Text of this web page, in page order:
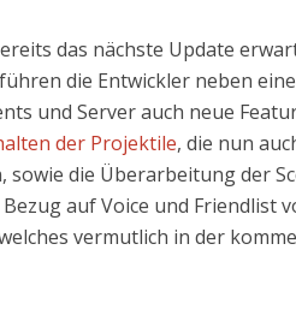
das nächste Update
führen die Entwickler neben
und Server auch neue
der Projektile, die nun
die Überarbeitung der
auf Voice und Friendlist
vermutlich in der